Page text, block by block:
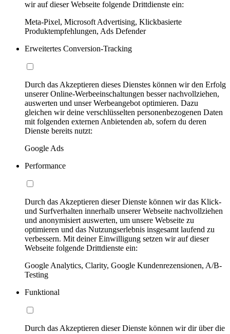
wir auf dieser Webseite folgende Drittdienste ein:
Meta-Pixel, Microsoft Advertising, Klickbasierte
Produktempfehlungen, Ads Defender
Erweitertes Conversion-Tracking
Durch das Akzeptieren dieses Dienstes können wir den Erfolg
unserer Online-Werbeeinschaltungen besser nachvollziehen,
auswerten und unser Werbeangebot optimieren. Dazu
gleichen wir deine verschlüsselten personenbezogenen Daten
mit folgenden externen Anbietenden ab, sofern du deren
Dienste bereits nutzt:
Google Ads
Performance
Durch das Akzeptieren dieser Dienste können wir das Klick-
und Surfverhalten innerhalb unserer Webseite nachvollziehen
und anonymisiert auswerten, um unsere Webseite zu
optimieren und das Nutzungserlebnis insgesamt laufend zu
verbessern. Mit deiner Einwilligung setzen wir auf dieser
Webseite folgende Drittdienste ein:
Google Analytics, Clarity, Google Kundenrezensionen, A/B-
Testing
Funktional
Durch das Akzeptieren dieser Dienste können wir dir über die